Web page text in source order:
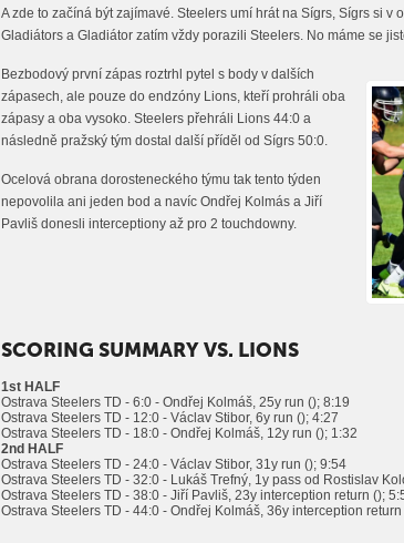
A zde to začíná být zajímavé. Steelers umí hrát na Sígrs, Sígrs si v
Gladiátors a Gladiátor zatím vždy porazili Steelers. No máme se
Bezbodový první zápas roztrhl pytel s body v dalších
zápasech, ale pouze do endzóny Lions, kteří prohráli oba
zápasy a oba vysoko. Steelers přehráli Lions 44:0 a
následně pražský tým dostal další příděl od Sígrs 50:0.
Ocelová obrana dorosteneckého týmu tak tento týden
nepovolila ani jeden bod a navíc Ondřej Kolmás a Jiří
Pavliš donesli interceptiony až pro 2 touchdowny.
SCORING SUMMARY VS. LIONS
1st HALF
Ostrava Steelers TD - 6:0 - Ondřej Kolmáš, 25y run (); 8:19
Ostrava Steelers TD - 12:0 - Václav Stibor, 6y run (); 4:27
Ostrava Steelers TD - 18:0 - Ondřej Kolmáš, 12y run (); 1:32
2nd HALF
Ostrava Steelers TD - 24:0 - Václav Stibor, 31y run (); 9:54
Ostrava Steelers TD - 32:0 - Lukáš Trefný, 1y pass od Rostislav
Ostrava Steelers TD - 38:0 - Jiří Pavliš, 23y interception return ();
Ostrava Steelers TD - 44:0 - Ondřej Kolmáš, 36y interception return